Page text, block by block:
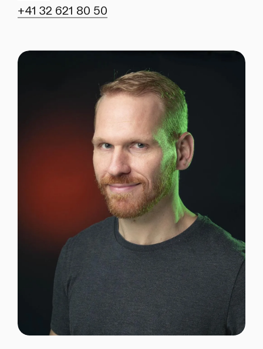
+41 32 621 80 50